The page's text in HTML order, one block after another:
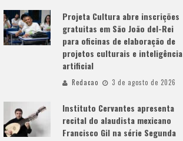
Projeta Cultura abre inscrições
gratuitas em São João del-Rei
para oficinas de elaboração de
projetos culturais e inteligência
artificial
Redacao 3 de agosto de 2026
Instituto Cervantes apresenta
recital do alaudista mexicano
Francisco Gil na série Segunda